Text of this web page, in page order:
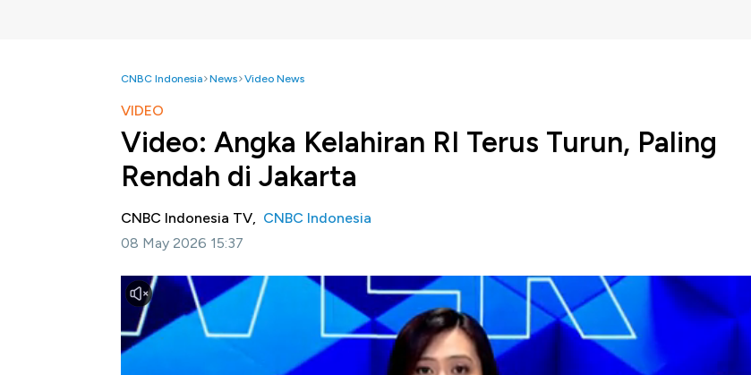
CNBC Indonesia News Video News
VIDEO
Video: Angka Kelahiran RI Terus Turun, Paling
Rendah di Jakarta
CNBC Indonesia TV, CNBC Indonesia
08 May 2026 15:37
Jakarta, CNBC Indonesia-
Badan Pusat Statistik mencatat, angka kelahiran total atau total fertility
rate di Indonesia terus mengalami penurunan. Angka penurunan ini bahkan kini mendekati
replacement level, yakni 2,1.
Selengkapnya dalam program Power Lunch CNBC Indonesia (Jumat, 08/05/2026) berikut ini.